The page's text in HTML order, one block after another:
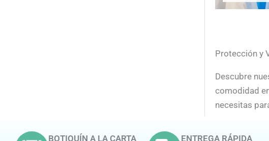
Protección y
Descubre
comodidad
necesitas
BOTIQUÍN A LA CARTA ENTREGA RÁPIDA